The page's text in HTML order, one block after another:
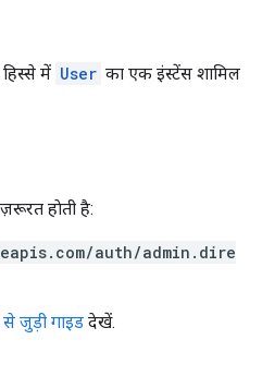
में User का एक इंस्टेंस शामिल
हाेती है:
auth/admin.dire
जुड़ी गाइड देखें.